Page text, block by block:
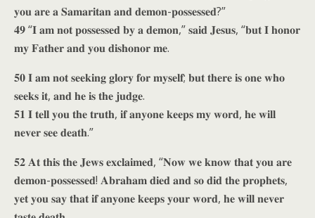
𝐲𝐨𝐮 𝐚𝐫𝐞 𝐚 𝐒𝐚𝐦𝐚𝐫𝐢𝐭𝐚𝐧 𝐚𝐧𝐝 𝐝𝐞𝐦𝐨𝐧-𝐩𝐨𝐬𝐬𝐞𝐬𝐬𝐞𝐝?”
𝟒𝟗 “𝐈 𝐚𝐦 𝐧𝐨𝐭 𝐩𝐨𝐬𝐬𝐞𝐬𝐬𝐞𝐝 𝐛𝐲 𝐚 𝐝𝐞𝐦𝐨𝐧,” 𝐬𝐚𝐢𝐝 𝐉𝐞𝐬𝐮𝐬, “𝐛𝐮𝐭 𝐈 𝐡𝐨𝐧𝐨𝐫
𝐦𝐲 𝐅𝐚𝐭𝐡𝐞𝐫 𝐚𝐧𝐝 𝐲𝐨𝐮 𝐝𝐢𝐬𝐡𝐨𝐧𝐨𝐫 𝐦𝐞.
𝟓𝟎 𝐈 𝐚𝐦 𝐧𝐨𝐭 𝐬𝐞𝐞𝐤𝐢𝐧𝐠 𝐠𝐥𝐨𝐫𝐲 𝐟𝐨𝐫 𝐦𝐲𝐬𝐞𝐥𝐟; 𝐛𝐮𝐭 𝐭𝐡𝐞𝐫𝐞 𝐢𝐬 𝐨𝐧𝐞 𝐰𝐡𝐨
𝐬𝐞𝐞𝐤𝐬 𝐢𝐭, 𝐚𝐧𝐝 𝐡𝐞 𝐢𝐬 𝐭𝐡𝐞 𝐣𝐮𝐝𝐠𝐞.
𝟓𝟏 𝐈 𝐭𝐞𝐥𝐥 𝐲𝐨𝐮 𝐭𝐡𝐞 𝐭𝐫𝐮𝐭𝐡, 𝐢𝐟 𝐚𝐧𝐲𝐨𝐧𝐞 𝐤𝐞𝐞𝐩𝐬 𝐦𝐲 𝐰𝐨𝐫𝐝, 𝐡𝐞 𝐰𝐢𝐥𝐥
𝐧𝐞𝐯𝐞𝐫 𝐬𝐞𝐞 𝐝𝐞𝐚𝐭𝐡.”
𝟓𝟐 𝐀𝐭 𝐭𝐡𝐢𝐬 𝐭𝐡𝐞 𝐉𝐞𝐰𝐬 𝐞𝐱𝐜𝐥𝐚𝐢𝐦𝐞𝐝, “𝐍𝐨𝐰 𝐰𝐞 𝐤𝐧𝐨𝐰 𝐭𝐡𝐚𝐭 𝐲𝐨𝐮 𝐚𝐫𝐞
𝐝𝐞𝐦𝐨𝐧-𝐩𝐨𝐬𝐬𝐞𝐬𝐬𝐞𝐝! 𝐀𝐛𝐫𝐚𝐡𝐚𝐦 𝐝𝐢𝐞𝐝 𝐚𝐧𝐝 𝐬𝐨 𝐝𝐢𝐝 𝐭𝐡𝐞 𝐩𝐫𝐨𝐩𝐡𝐞𝐭𝐬,
𝐲𝐞𝐭 𝐲𝐨𝐮 𝐬𝐚𝐲 𝐭𝐡𝐚𝐭 𝐢𝐟 𝐚𝐧𝐲𝐨𝐧𝐞 𝐤𝐞𝐞𝐩𝐬 𝐲𝐨𝐮𝐫 𝐰𝐨𝐫𝐝, 𝐡𝐞 𝐰𝐢𝐥𝐥 𝐧𝐞𝐯𝐞𝐫